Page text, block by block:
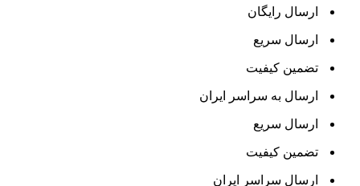
ارسال رایگان
ارسال سریع
تضمین کیفیت
ارسال به سراسر ایران
ارسال سریع
تضمین کیفیت
ارسال سراسر ایران